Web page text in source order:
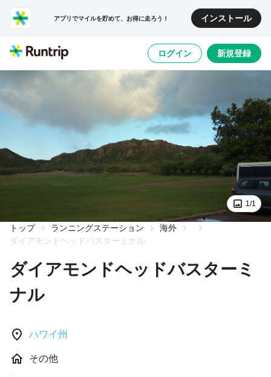
アプリでマイルを貯めて、お得に走ろう！ インストール
ログイン 新規登録
1/1
トップ ランニングステーション
海外
ダイアモンドヘッドバスターミナル
ダイアモンドヘッドバスターミ
ナル
ハワイ州
その他